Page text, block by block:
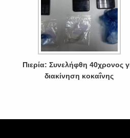
Πιερία: Συνελήφθη 40χρονος
διακίνηση κοκαΐνης